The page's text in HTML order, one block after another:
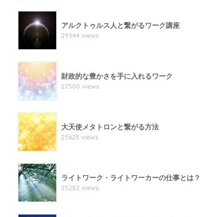
アルクトゥルス人と繋がるワーク講座
29544 views
財政的な豊かさを手に入れるワーク
27500 views
大天使メタトロンと繋がる方法
25623 views
ライトワーク・ライトワーカーの仕事とは？
25282 views